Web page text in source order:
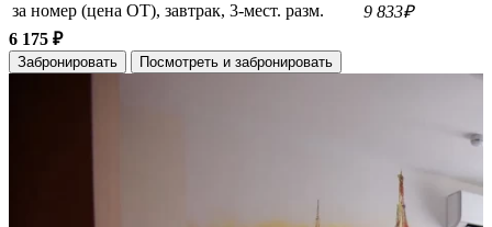
за номер (цена ОТ), завтрак, 3-мест. разм.
9 833₽
6 175 ₽
Забронировать Посмотреть и забронировать